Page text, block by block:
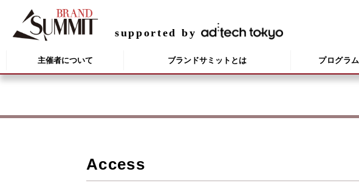
supported by
主催者について ブランドサミットとは プログラム
Access